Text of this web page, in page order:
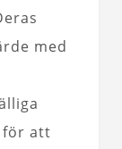
med
för att